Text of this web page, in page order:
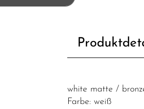
Ersatzteile/Fahrradersatzteile
white matte /
Farbe: weiß